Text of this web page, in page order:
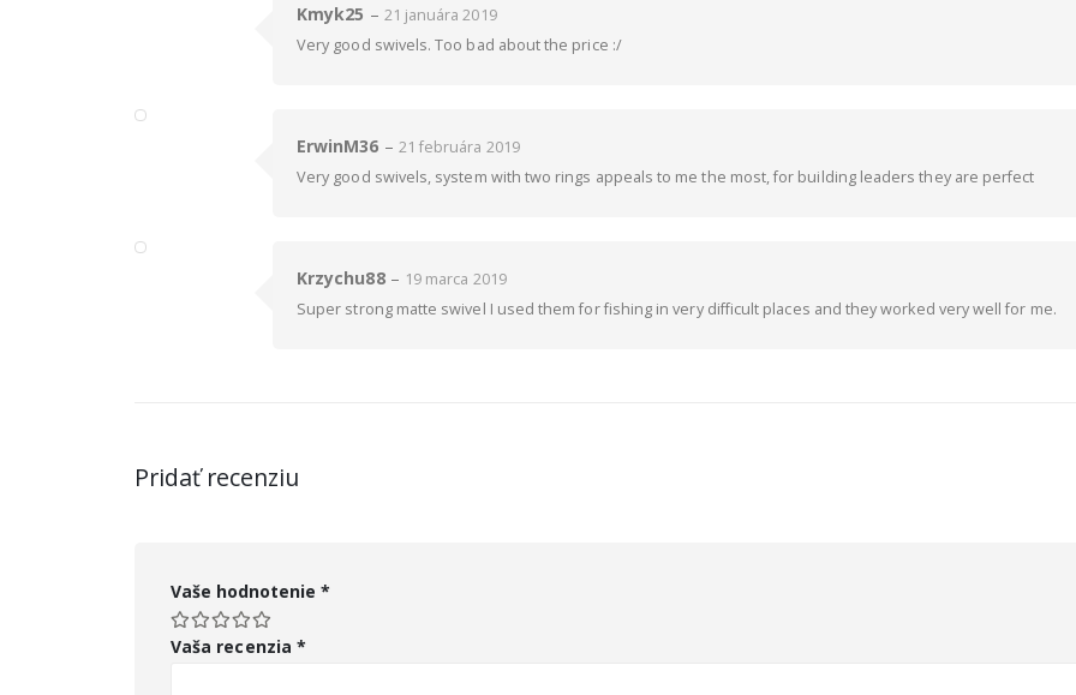
Kmyk25 – 21 januára 2019
Very good swivels. Too bad about the price :/
ErwinM36 – 21 februára 2019
Very good swivels, system with two rings appeals to me the most, for building leaders they are perfect
Krzychu88 – 19 marca 2019
Super strong matte swivel I used them for fishing in very difficult places and they worked very well for me.
Pridať recenziu
Vaše hodnotenie *
Vaša recenzia *